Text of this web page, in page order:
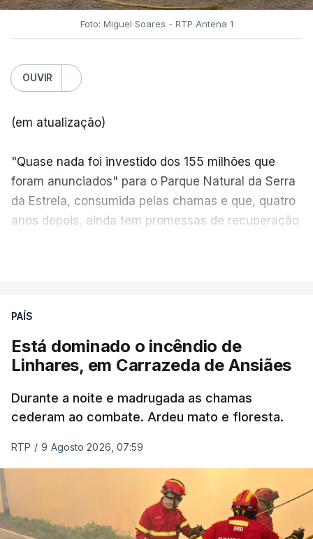
Foto: Miguel Soares - RTP Antena 1
OUVIR
(em atualização)
"Quase nada foi investido dos 155 milhões que
foram anunciados" para o Parque Natural da Serra
da Estrela, consumida pelas chamas e que, quatro
anos depois, ainda tem promessas de recuperação
ESTE CONTEÚDO ESTÁ NESTE
PAÍS
Está dominado o incêndio de
Linhares, em Carrazeda de Ansiães
Durante a noite e madrugada as chamas
cederam ao combate. Ardeu mato e floresta.
RTP / 9 Agosto 2026, 07:59